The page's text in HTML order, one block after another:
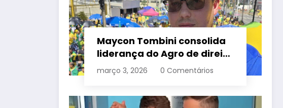
Maycon Tombini consolida
liderança do Agro de direita
em manifestação “Acorda
Brasil” em Goiânia
março 3, 2026 0 Comentários